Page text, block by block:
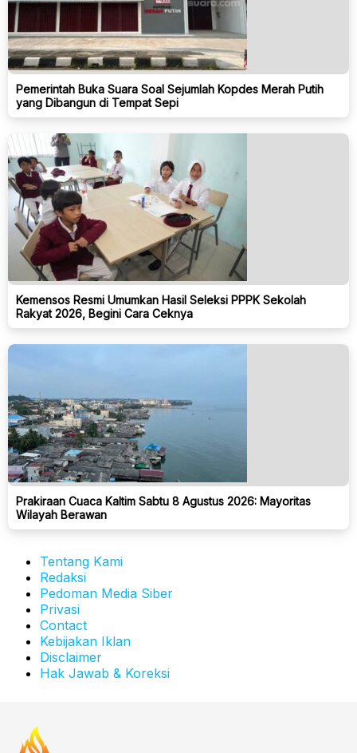
Pemerintah Buka Suara Soal Sejumlah Kopdes Merah Putih
yang Dibangun di Tempat Sepi
Kemensos Resmi Umumkan Hasil Seleksi PPPK Sekolah
Rakyat 2026, Begini Cara Ceknya
Prakiraan Cuaca Kaltim Sabtu 8 Agustus 2026: Mayoritas
Wilayah Berawan
Tentang Kami
Redaksi
Pedoman Media Siber
Privasi
Contact
Kebijakan Iklan
Disclaimer
Hak Jawab & Koreksi